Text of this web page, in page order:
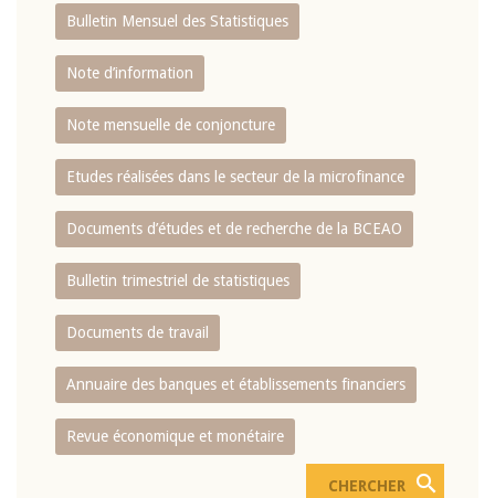
Bulletin Mensuel des Statistiques
Note d’information
Note mensuelle de conjoncture
Etudes réalisées dans le secteur de la microfinance
Documents d’études et de recherche de la BCEAO
Bulletin trimestriel de statistiques
Documents de travail
Annuaire des banques et établissements financiers
Revue économique et monétaire